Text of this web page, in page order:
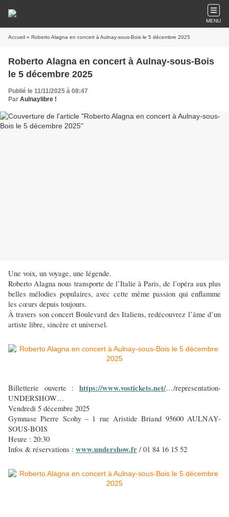
MENU
Accueil » Roberto Alagna en concert à Aulnay-sous-Bois le 5 décembre 2025
Roberto Alagna en concert à Aulnay-sous-Bois
le 5 décembre 2025
Publié le 11/11/2025 à 08:47
Par Aulnaylibre !
Une voix, un voyage, une légende.
Roberto Alagna nous transporte de l’Italie à Paris, de l’opéra aux plus
belles mélodies populaires, avec cette même passion qui enflamme
les cœurs depuis toujours.
À travers son concert Boulevard des Italiens, redécouvrez l’âme d’un
artiste libre, sincère et universel.
Billetterie ouverte : https://www.vostickets.net/…/representation-
UNDERSHOW…
Vendredi 5 décembre 2025
Gymnase Pierre Scohy – 1 rue Aristide Briand 95600 AULNAY-
SOUS-BOIS
Heure : 20:30
Infos & réservations : www.undershow.fr / 01 84 16 15 52